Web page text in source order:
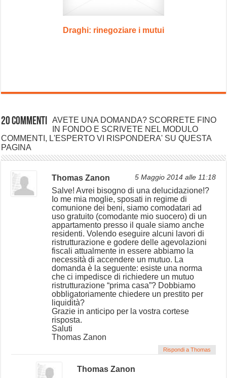
Draghi: rinegoziare i mutui
20 commenti
AVETE UNA DOMANDA? SCORRETE FINO
IN FONDO E SCRIVETE NEL MODULO
COMMENTI, L'ESPERTO VI RISPONDERA' SU QUESTA
PAGINA
Thomas Zanon 5 Maggio 2014 alle 11:18
Salve! Avrei bisogno di una delucidazione!?
Io me mia moglie, sposati in regime di
comunione dei beni, siamo comodatari ad
uso gratuito (comodante mio suocero) di un
appartamento presso il quale siamo anche
residenti. Volendo eseguire alcuni lavori di
ristrutturazione e godere delle agevolazioni
fiscali attualmente in essere abbiamo la
necessità di accendere un mutuo. La
domanda è la seguente: esiste una norma
che ci impedisce di richiedere un mutuo
ristrutturazione “prima casa”? Dobbiamo
obbligatoriamente chiedere un prestito per
liquidità?
Grazie in anticipo per la vostra cortese
risposta.
Saluti
Thomas Zanon
Rispondi a Thomas
Thomas Zanon